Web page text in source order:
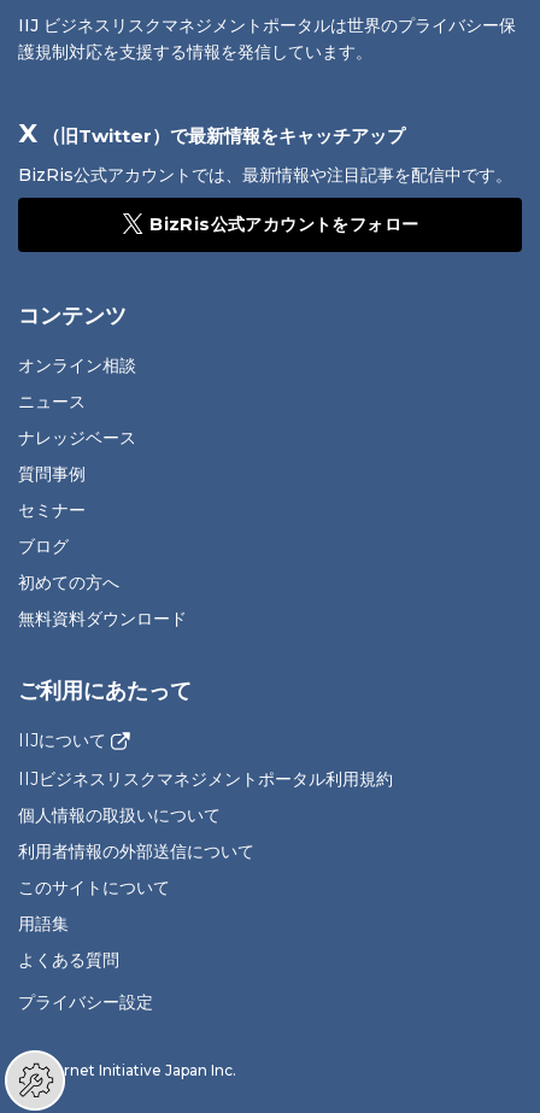
IIJ ビジネスリスクマネジメントポータルは世界のプライバシー保
護規制対応を支援する情報を発信しています。
X （旧Twitter）で最新情報をキャッチアップ
BizRis公式アカウントでは、最新情報や注目記事を配信中です。
BizRis公式アカウントをフォロー
コンテンツ
オンライン相談
ニュース
ナレッジベース
質問事例
セミナー
ブログ
初めての方へ
無料資料ダウンロード
ご利用にあたって
IIJについて
IIJビジネスリスクマネジメントポータル利用規約
個人情報の取扱いについて
利用者情報の外部送信について
このサイトについて
用語集
よくある質問
プライバシー設定
© Internet Initiative Japan Inc.